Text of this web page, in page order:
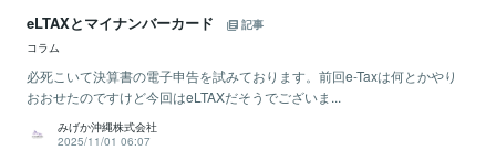
eLTAXとマイナンバーカード
記事
コラム
必死こいて決算書の電子申告を試みております。前回e-Taxは何とかやり
おおせたのですけど今回はeLTAXだそうでございま...
みげか沖縄株式会社
2025/11/01 06:07